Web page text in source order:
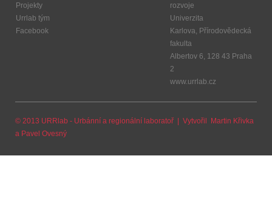
Projekty
Urrlab tým
Facebook
rozvoje
Univerzita
Karlova, Přírodovědecká
fakulta
Albertov 6, 128 43 Praha
2
www.urrlab.cz
© 2013 URRlab - Urbánní a regionální laboratoř | Vytvořil
Martin Křivka
a Pavel Ovesný